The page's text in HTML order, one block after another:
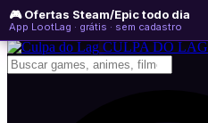
🎮 Ofertas Steam/Epic todo dia
App LootLag · grátis · sem cadastro
segunda-feira, 10 de agosto de 2026
Newsletter
CULPA DO LAG